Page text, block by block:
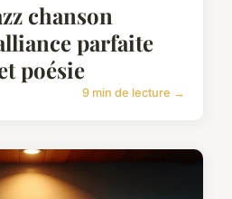
chanson
parfaite
poésie
9 min de lecture →